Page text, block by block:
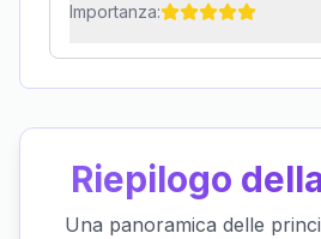
Importanza:
Riepilogo
Una panoramica delle